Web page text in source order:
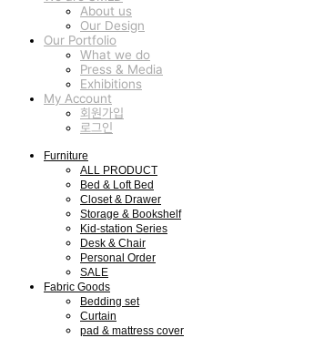
About us
Our Design
Our Portfolio
What we do
Press & Media
Exhibitions
My Account
회원가입
로그인
Furniture
ALL PRODUCT
Bed & Loft Bed
Closet & Drawer
Storage & Bookshelf
Kid-station Series
Desk & Chair
Personal Order
SALE
Fabric Goods
Bedding set
Curtain
pad & mattress cover